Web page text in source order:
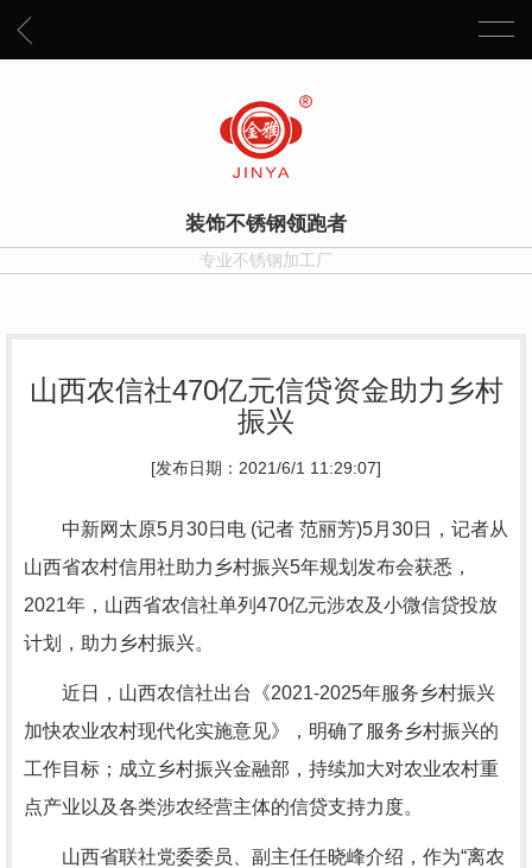
装饰不锈钢领跑者
专业不锈钢加工厂
山西农信社470亿元信贷资金助力乡村
振兴
[发布日期：2021/6/1 11:29:07]
中新网太原5月30日电 (记者 范丽芳)5月30日，记者从
山西省农村信用社助力乡村振兴5年规划发布会获悉，
2021年，山西省农信社单列470亿元涉农及小微信贷投放
计划，助力乡村振兴。
近日，山西农信社出台《2021-2025年服务乡村振兴
加快农业农村现代化实施意见》，明确了服务乡村振兴的
工作目标；成立乡村振兴金融部，持续加大对农业农村重
点产业以及各类涉农经营主体的信贷支持力度。
山西省联社党委委员、副主任任晓峰介绍，作为“离农